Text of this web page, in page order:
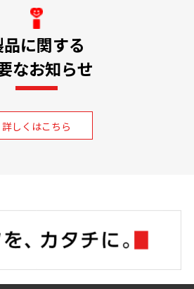
に関する
なお知らせ
詳しくはこちら